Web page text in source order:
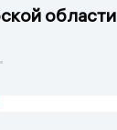
области